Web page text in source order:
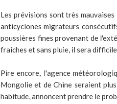
Les prévisions sont très
anticyclones migrateurs
poussières fines provenant de
fraîches et sans pluie, il sera
Pire encore, l'agence
Mongolie et de Chine seraient
habitude, annoncent prendre le